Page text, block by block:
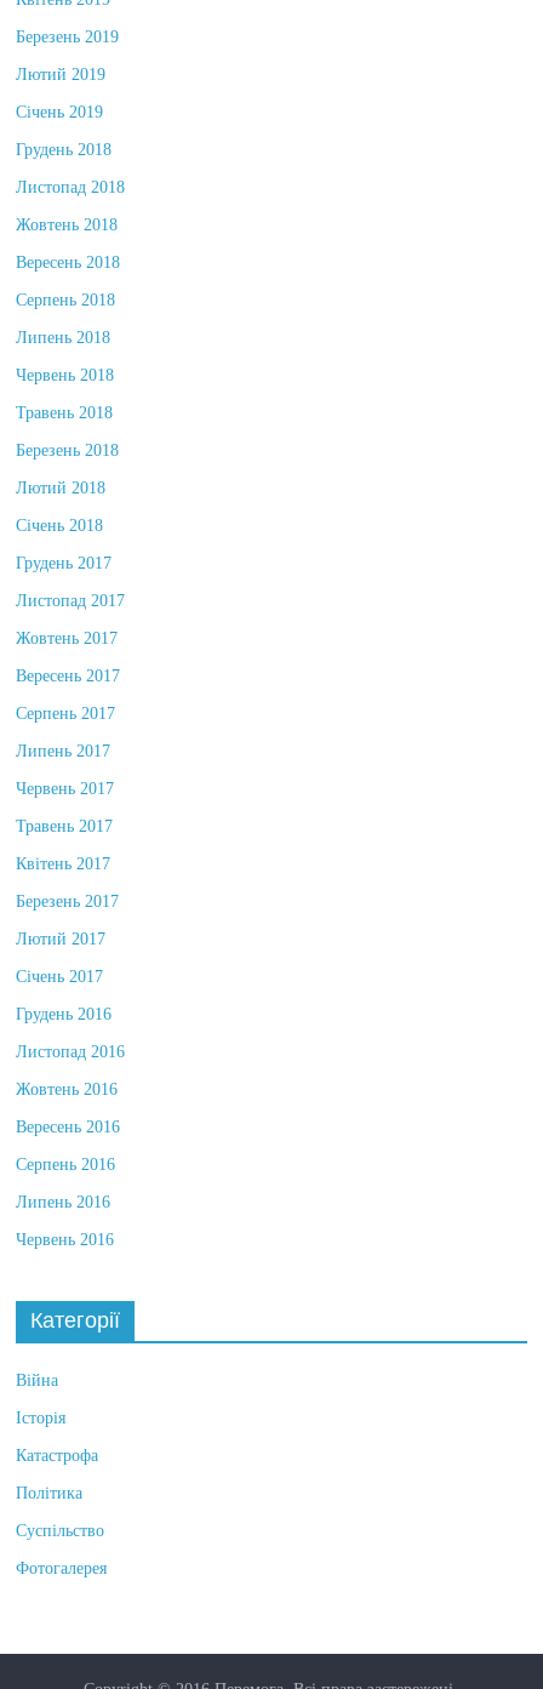
Березень 2019
Лютий 2019
Січень 2019
Грудень 2018
Листопад 2018
Жовтень 2018
Вересень 2018
Серпень 2018
Липень 2018
Червень 2018
Травень 2018
Березень 2018
Лютий 2018
Січень 2018
Грудень 2017
Листопад 2017
Жовтень 2017
Вересень 2017
Серпень 2017
Липень 2017
Червень 2017
Травень 2017
Квітень 2017
Березень 2017
Лютий 2017
Січень 2017
Грудень 2016
Листопад 2016
Жовтень 2016
Вересень 2016
Серпень 2016
Липень 2016
Червень 2016
Категорії
Війна
Історія
Катастрофа
Політика
Суспільство
Фотогалерея